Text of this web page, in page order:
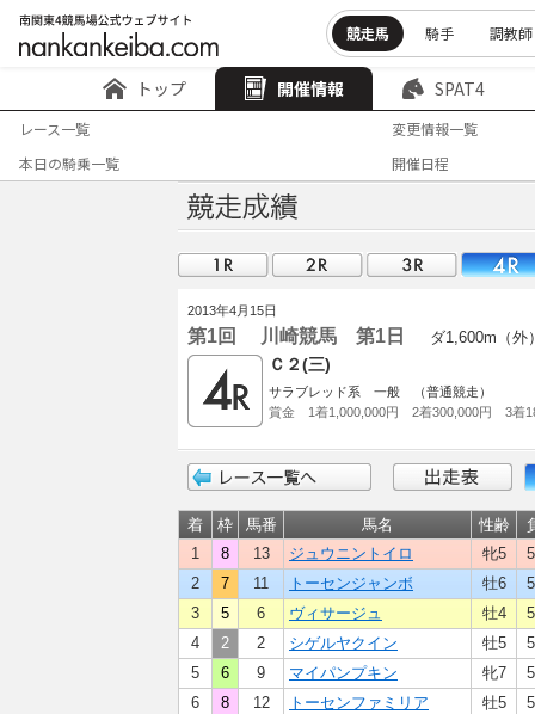
競走馬 騎手 調教師
トップ 開催情報 SPAT4
レース一覧
変更情報一覧
本日の騎乗一覧
開催日程
2013年4月15日
第1回 川崎競馬 第1日 ダ1,600m（外
Ｃ２(三)
サラブレッド系 一般 （普通競走）
賞金 1着1,000,000円 2着300,000円 3着
着 枠 馬番 馬名 性齢
1
8 13 ジュウニントイロ 牝5
2
7 11 トーセンジャンボ 牡6
3
5 6 ヴィサージュ 牡4
4
2 2 シゲルヤクイン 牡5
5
6 9 マイパンプキン 牝7
6
8 12 トーセンファミリア 牡5